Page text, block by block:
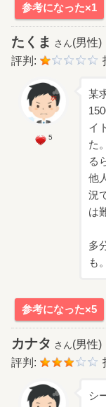
参考になった×1
たくま さん(男性)
評判:
5
某
イ
た
る
他
況
は
多
も
参考になった×5
カナタ さん(男性)
評判:
シ